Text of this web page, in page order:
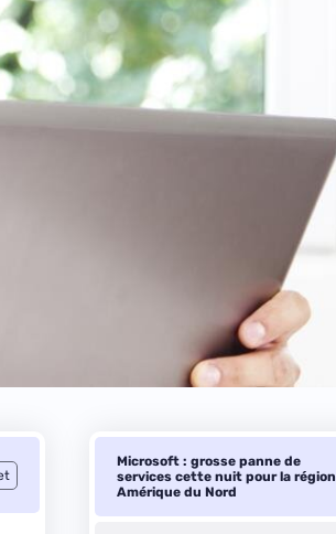
Microsoft : grosse panne de
services cette nuit pour la région
Amérique du Nord